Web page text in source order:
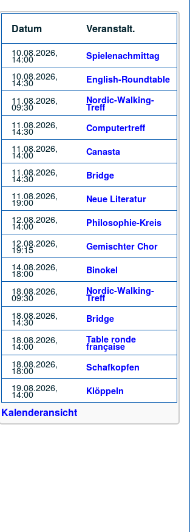
Datum Veranstalt.
10.08.2026,
14:00 Spielenachmittag
10.08.2026,
14:30 English-Roundtable
11.08.2026,
09:30
Nordic-Walking-
Treff
11.08.2026,
14:30 Computertreff
11.08.2026,
14:00 Canasta
11.08.2026,
14:30 Bridge
11.08.2026,
19:00 Neue Literatur
12.08.2026,
14:00 Philosophie-Kreis
12.08.2026,
19:15 Gemischter Chor
14.08.2026,
18:00 Binokel
18.08.2026,
09:30
Nordic-Walking-
Treff
18.08.2026,
14:30 Bridge
18.08.2026,
14:00
Table ronde
française
18.08.2026,
18:00 Schafkopfen
19.08.2026,
14:00 Klöppeln
Kalenderansicht